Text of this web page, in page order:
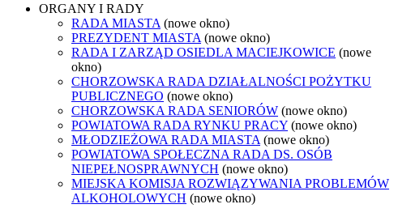
ORGANY I RADY
RADA MIASTA (nowe okno)
PREZYDENT MIASTA (nowe okno)
RADA I ZARZĄD OSIEDLA MACIEJKOWICE (nowe
okno)
CHORZOWSKA RADA DZIAŁALNOŚCI POŻYTKU
PUBLICZNEGO (nowe okno)
CHORZOWSKA RADA SENIORÓW (nowe okno)
POWIATOWA RADA RYNKU PRACY (nowe okno)
MŁODZIEŻOWA RADA MIASTA (nowe okno)
POWIATOWA SPOŁECZNA RADA DS. OSÓB
NIEPEŁNOSPRAWNYCH (nowe okno)
MIEJSKA KOMISJA ROZWIĄZYWANIA PROBLEMÓW
ALKOHOLOWYCH (nowe okno)